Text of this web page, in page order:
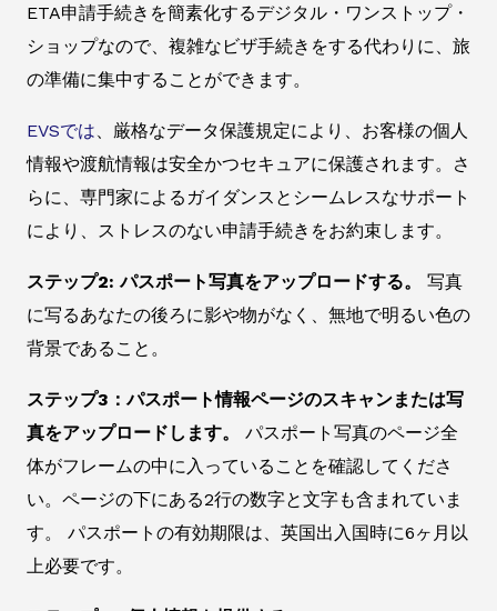
ETA申請手続きを簡素化するデジタル・ワンストップ・
ショップなので、複雑なビザ手続きをする代わりに、旅
の準備に集中することができます。
EVSでは 、厳格なデータ保護規定により、お客様の個人
情報や渡航情報は安全かつセキュアに保護されます。さ
らに、専門家によるガイダンスとシームレスなサポート
により、ストレスのない申請手続きをお約束します。
ステップ2: パスポート写真をアップロードする。 写真
に写るあなたの後ろに影や物がなく、無地で明るい色の
背景であること。
ステップ3：パスポート情報ページのスキャンまたは写
真をアップロードします。 パスポート写真のページ全
体がフレームの中に入っていることを確認してくださ
い。ページの下にある2行の数字と文字も含まれていま
す。 パスポートの有効期限は、英国出入国時に6ヶ月以
上必要です。